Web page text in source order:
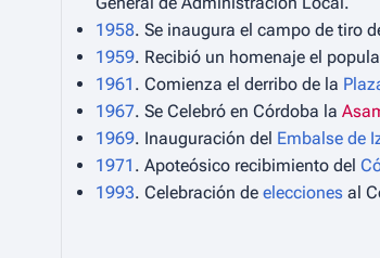
1958. Se inaugura el campo de tiro
1959. Recibió un homenaje el
1961 . Comienza el derribo de la
1967. Se Celebró en Córdoba la
1969. Inauguración del Embalse de
1971 . Apoteósico recibimiento del
1993. Celebración de elecciones al